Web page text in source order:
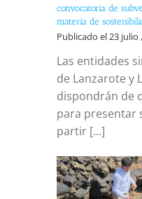
convocatoria de
materia de
Publicado el 23 julio
Las entidades
de Lanzarote y
dispondrán de
para presentar
partir [...]